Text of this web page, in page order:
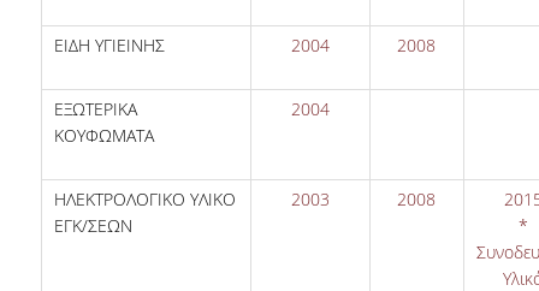
ΕΙΔΗ ΥΓΙΕΙΝΗΣ 2004 2008
ΕΞΩΤΕΡΙΚΑ
ΚΟΥΦΩΜΑΤΑ
2004
ΗΛΕΚΤΡΟΛΟΓΙΚΟ ΥΛΙΚΟ
ΕΓΚ/ΣΕΩΝ
2003 2008
*